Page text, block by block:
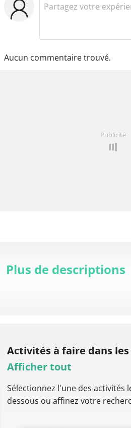
Aucun commentaire trouvé.
Publicité
Plus de descriptions
Activités à faire dans
Afficher tout
Sélectionnez l'une des activités
dessous ou affinez votre